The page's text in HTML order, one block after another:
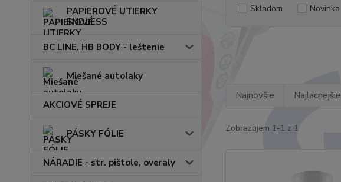
PAPIEROVÉ UTIERKY
ENDLESS
BC LINE, HB BODY - leštenie
Miešané autolaky
AKCIOVÉ SPREJE
PÁSKY FÓLIE
NÁRADIE - str. pištole, overaly
Skladom Novinka
Najnovšie Najlacnejšie
Zobrazujem 1-1 z 1